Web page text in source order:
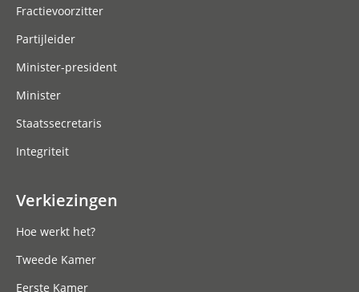
Fractievoorzitter
Partijleider
Minister-president
Minister
Staatssecretaris
Integriteit
Verkiezingen
Hoe werkt het?
Tweede Kamer
Eerste Kamer